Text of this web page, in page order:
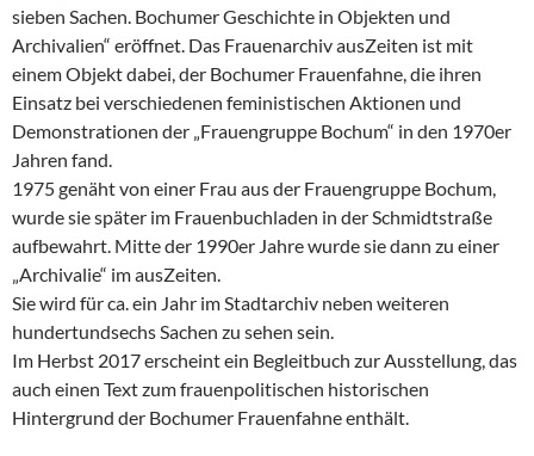
sieben Sachen. Bochumer Geschichte in Objekten und
Archivalien“ eröffnet. Das Frauenarchiv ausZeiten ist mit
einem Objekt dabei, der Bochumer Frauenfahne, die ihren
Einsatz bei verschiedenen feministischen Aktionen und
Demonstrationen der „Frauengruppe Bochum“ in den 1970er
Jahren fand.
1975 genäht von einer Frau aus der Frauengruppe Bochum,
wurde sie später im Frauenbuchladen in der Schmidtstraße
aufbewahrt. Mitte der 1990er Jahre wurde sie dann zu einer
„Archivalie“ im ausZeiten.
Sie wird für ca. ein Jahr im Stadtarchiv neben weiteren
hundertundsechs Sachen zu sehen sein.
Im Herbst 2017 erscheint ein Begleitbuch zur Ausstellung, das
auch einen Text zum frauenpolitischen historischen
Hintergrund der Bochumer Frauenfahne enthält.